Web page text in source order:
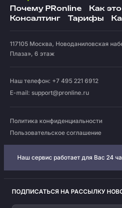
Почему PRonline
Как
Консалтинг
Тарифы
117105 Москва, Новоданиловская
Плаза», 6 этаж
Наш телефон: +7 495 221 6912
E-mail: support@pronline.ru
Политика конфиденциальности
Пользовательское соглашение
Наш сервис работает для Вас 24
ПОДПИСАТЬСЯ НА РАССЫЛКУ